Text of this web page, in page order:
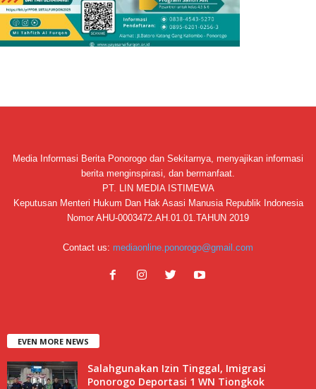
Media Informasi Berita Ponorogo dan Sekitarnya, menyajikan informasi
berita menginspirasi, dan bermanfaat.
PT. LIN MEDIA ISTIMEWA
Keputusan Menteri Hukum Dan Hak Asasi Manusia Republik Indonesia
Nomor AHU-0003472.AH.01.01.TAHUN 2019
Contact us: mediaonline.ponorogo@gmail.com
EVEN MORE NEWS
Salahgunakan Izin Tinggal, Imigrasi
Ponorogo Deportasi 1 WN Tiongkok